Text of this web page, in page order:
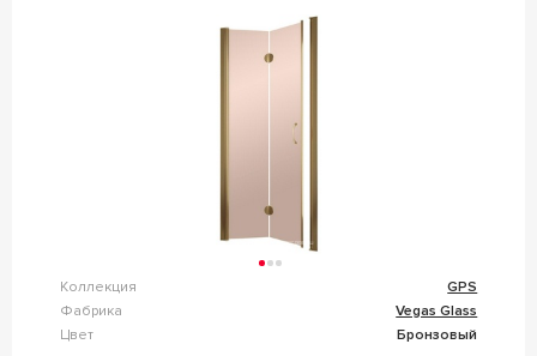
Коллекция
GPS
Фабрика
Vegas Glass
Цвет
Бронзовый